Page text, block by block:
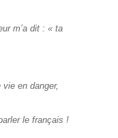
m’a dit : « ta
en danger,
le français !